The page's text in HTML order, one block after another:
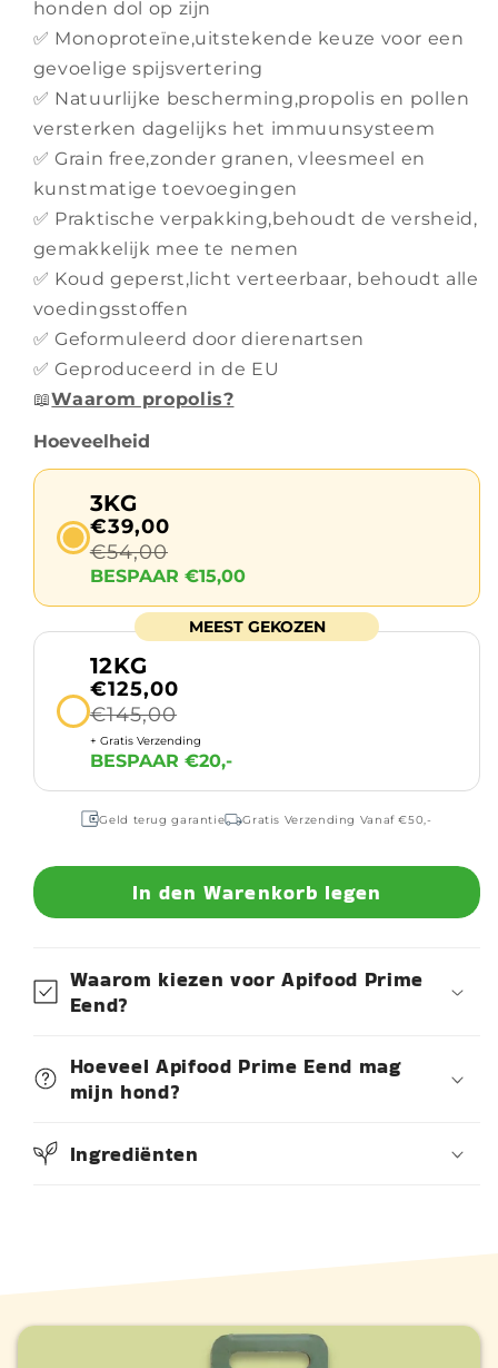
honden dol op zijn
✅ Monoproteïne,uitstekende keuze voor een
gevoelige spijsvertering
✅ Natuurlijke bescherming,propolis en pollen
versterken dagelijks het immuunsysteem
✅ Grain free,zonder granen, vleesmeel en
kunstmatige toevoegingen
✅ Praktische verpakking,behoudt de versheid,
gemakkelijk mee te nemen
✅ Koud geperst,licht verteerbaar, behoudt alle
voedingsstoffen
✅ Geformuleerd door dierenartsen
✅ Geproduceerd in de EU
📖Waarom propolis?
Hoeveelheid
3KG
€39,00
€54,00
BESPAAR €15,00
12KG
€125,00
€145,00
+ Gratis Verzending
BESPAAR €20,-
MEEST GEKOZEN
Geld terug garantie Gratis Verzending Vanaf €50,-
In den Warenkorb legen
Waarom kiezen voor Apifood Prime
Eend?
Hoeveel Apifood Prime Eend mag
mijn hond?
Ingrediënten